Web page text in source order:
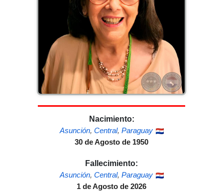
Nacimiento:
Asunción, Central, Paraguay
30 de Agosto de 1950
Fallecimiento:
Asunción, Central, Paraguay
1 de Agosto de 2026